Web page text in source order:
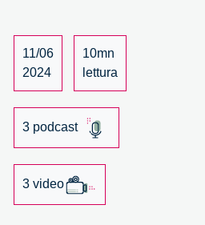
11/06
2024
10mn
lettura
3 podcast
3 video